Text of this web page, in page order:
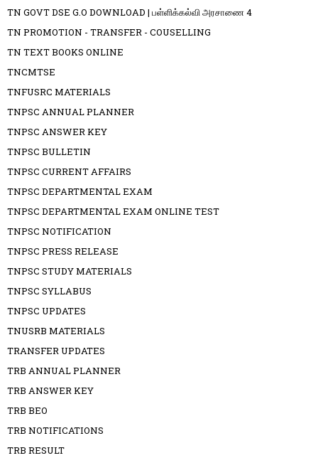
TN GOVT DSE G.O DOWNLOAD | பள்ளிக்கல்வி அரசாணை 4
TN PROMOTION - TRANSFER - COUSELLING
TN TEXT BOOKS ONLINE
TNCMTSE
TNFUSRC MATERIALS
TNPSC ANNUAL PLANNER
TNPSC ANSWER KEY
TNPSC BULLETIN
TNPSC CURRENT AFFAIRS
TNPSC DEPARTMENTAL EXAM
TNPSC DEPARTMENTAL EXAM ONLINE TEST
TNPSC NOTIFICATION
TNPSC PRESS RELEASE
TNPSC STUDY MATERIALS
TNPSC SYLLABUS
TNPSC UPDATES
TNUSRB MATERIALS
TRANSFER UPDATES
TRB ANNUAL PLANNER
TRB ANSWER KEY
TRB BEO
TRB NOTIFICATIONS
TRB RESULT